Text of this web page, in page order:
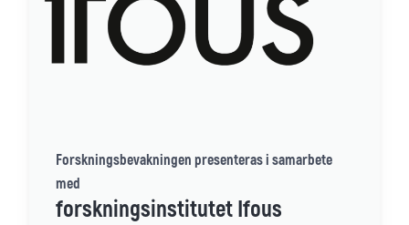
Forskningsbevakningen presenteras i samarbete
med
forskningsinstitutet Ifous